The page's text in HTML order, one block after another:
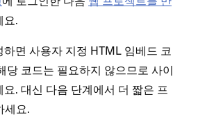
요.
하면 사용자 지정 HTML 임베드 코
당 코드는 필요하지 않으므로 사이
. 대신 다음 단계에서 더 짧은 프
세요.